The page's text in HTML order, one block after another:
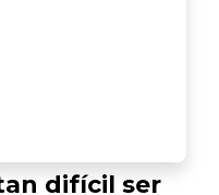
difícil ser